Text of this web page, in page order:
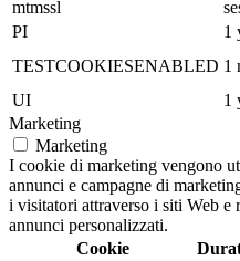
mtmssl
PI
1
TESTCOOKIESENABLED 1
UI
1
Marketing
Marketing
I cookie di marketing vengono
annunci e campagne di
i visitatori attraverso i siti Web
annunci personalizzati.
Cookie